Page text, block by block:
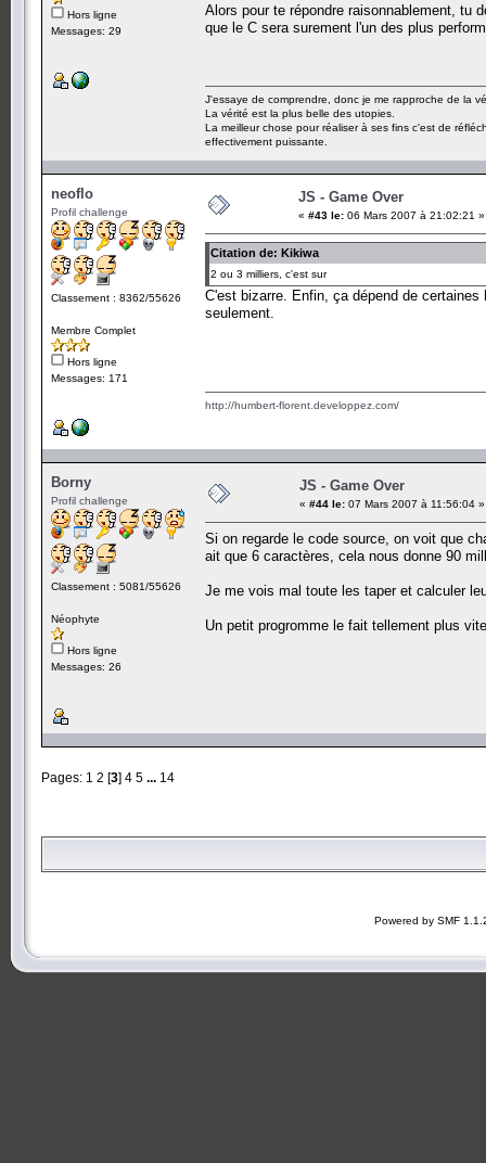
Hors ligne
Messages: 29
Alors pour te répondre raisonnablement, tu
que le C sera surement l'un des plus
J'essaye de comprendre, donc je me rapproche de la
La vérité est la plus belle des utopies.
La meilleur chose pour réaliser à ses fins c'est de
effectivement puissante.
neoflo
Profil challenge
Classement : 8362/55626
Membre Complet
Hors ligne
Messages: 171
JS - Game Over
« #43 le: 06 Mars 2007 à 21:02:21 »
Citation de: Kikiwa
2 ou 3 milliers, c'est sur
C'est bizarre. Enfin, ça dépend de
seulement.
http://humbert-florent.developpez.com/
Borny
Profil challenge
Classement : 5081/55626
Néophyte
Hors ligne
Messages: 26
JS - Game Over
« #44 le: 07 Mars 2007 à 11:56:04 »
Si on regarde le code source, on voit que
ait que 6 caractères, cela nous donne 90
Je me vois mal toute les taper et calculer
Un petit progromme le fait tellement plus
Pages: 1 2 [3] 4 5 ... 14
Powered by SMF